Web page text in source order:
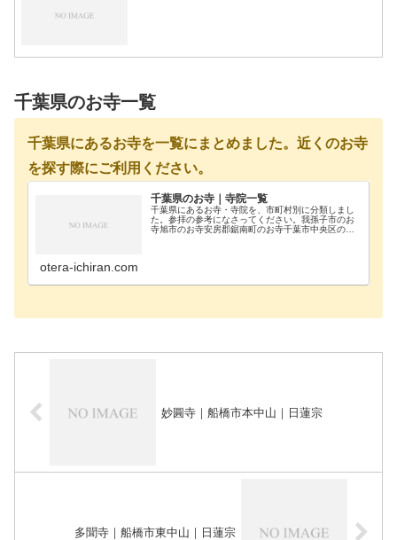
千葉県のお寺一覧
千葉県にあるお寺を一覧にまとめました。近くのお寺
を探す際にご利用ください。
千葉県のお寺｜寺院一覧
千葉県にあるお寺・寺院を、市町村別に分類しまし
た。参拝の参考になさってください。我孫子市のお
寺旭市のお寺安房郡鋸南町のお寺千葉市中央区のお
otera-ichiran.com
妙圓寺｜船橋市本中山｜日蓮宗
多聞寺｜船橋市東中山｜日蓮宗